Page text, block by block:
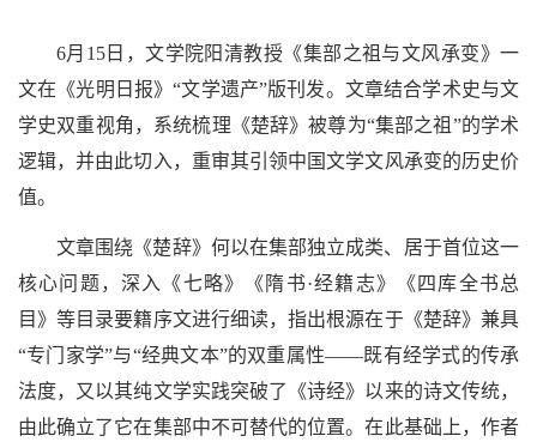
6月15日，文学院阳清教授《集部之祖与文风承变》一
文在《光明日报》“文学遗产”版刊发。文章结合学术史与文
学史双重视角，系统梳理《楚辞》被尊为“集部之祖”的学术
逻辑，并由此切入，重审其引领中国文学文风承变的历史价
值。
文章围绕《楚辞》何以在集部独立成类、居于首位这一
核心问题，深入《七略》《隋书·经籍志》《四库全书总
目》等目录要籍序文进行细读，指出根源在于《楚辞》兼具
“专门家学”与“经典文本”的双重属性——既有经学式的传承
法度，又以其纯文学实践突破了《诗经》以来的诗文传统，
由此确立了它在集部中不可替代的位置。在此基础上，作者